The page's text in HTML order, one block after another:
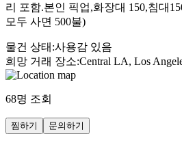
리 포함.본인 픽업,화장대 150,침대
모두 사면 500불)
물건 상태 :사용감 있음
희망 거래 장소:Central LA, Los
68명 조회
찜하기 문의하기